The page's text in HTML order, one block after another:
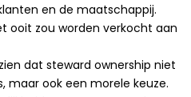
en de maatschappij.
ooit zou worden verkocht aan
dat steward ownership niet
maar ook een morele keuze.